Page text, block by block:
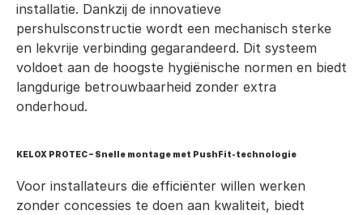
installatie. Dankzij de innovatieve
pershulsconstructie wordt een mechanisch sterke
en lekvrije verbinding gegarandeerd. Dit systeem
voldoet aan de hoogste hygiënische normen en biedt
langdurige betrouwbaarheid zonder extra
onderhoud.
KELOX PROTEC – Snelle montage met PushFit-technologie
Voor installateurs die efficiënter willen werken
zonder concessies te doen aan kwaliteit, biedt